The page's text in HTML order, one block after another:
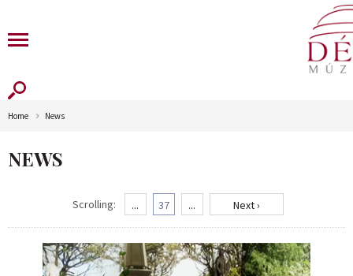
Home News
NEWS
Scrolling: ... 37 ... Next ›